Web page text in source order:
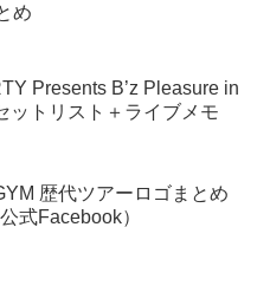
め
Presents B’z Pleasure in
ットリスト＋ライブメモ
歴代ツアーロゴまとめ
式Facebook）